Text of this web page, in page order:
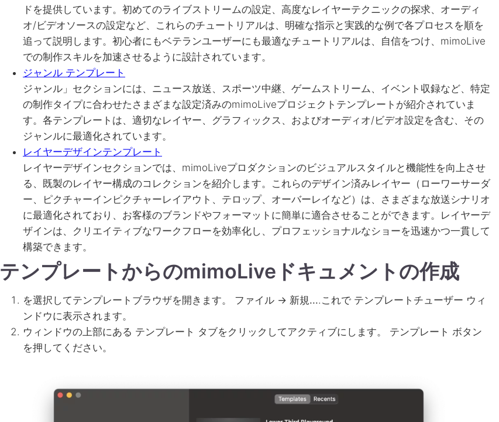
ドを提供しています。初めてのライブストリームの設定、高度なレイヤーテクニックの探求、オーディ
オ/ビデオソースの設定など、これらのチュートリアルは、明確な指示と実践的な例で各プロセスを順を
追って説明します。初心者にもベテランユーザーにも最適なチュートリアルは、自信をつけ、mimoLive
での制作スキルを加速させるように設計されています。
ジャンル テンプレート
ジャンル」セクションには、ニュース放送、スポーツ中継、ゲームストリーム、イベント収録など、特定
の制作タイプに合わせたさまざまな設定済みのmimoLiveプロジェクトテンプレートが紹介されていま
す。各テンプレートは、適切なレイヤー、グラフィックス、およびオーディオ/ビデオ設定を含む、その
ジャンルに最適化されています。
レイヤーデザインテンプレート
レイヤーデザインセクションでは、mimoLiveプロダクションのビジュアルスタイルと機能性を向上させ
る、既製のレイヤー構成のコレクションを紹介します。これらのデザイン済みレイヤー（ローワーサーダ
ー、ピクチャーインピクチャーレイアウト、テロップ、オーバーレイなど）は、さまざまな放送シナリオ
に最適化されており、お客様のブランドやフォーマットに簡単に適合させることができます。レイヤーデ
ザインは、クリエイティブなワークフローを効率化し、プロフェッショナルなショーを迅速かつ一貫して
構築できます。
テンプレートからのmimoLiveドキュメントの作成
を選択してテンプレートブラウザを開きます。 ファイル → 新規....これで テンプレートチューザー ウィ
ンドウに表示されます。
ウィンドウの上部にある テンプレート タブをクリックしてアクティブにします。 テンプレート ボタン
を押してください。